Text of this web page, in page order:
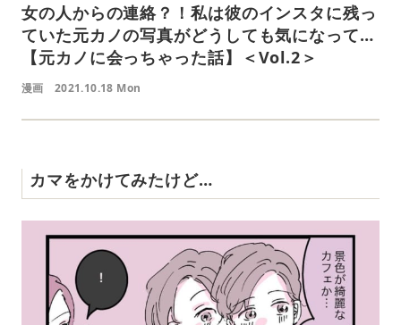
女の人からの連絡？！私は彼のインスタに残っ
ていた元カノの写真がどうしても気になって…
【元カノに会っちゃった話】＜Vol.2＞
漫画 2021.10.18 Mon
カマをかけてみたけど…